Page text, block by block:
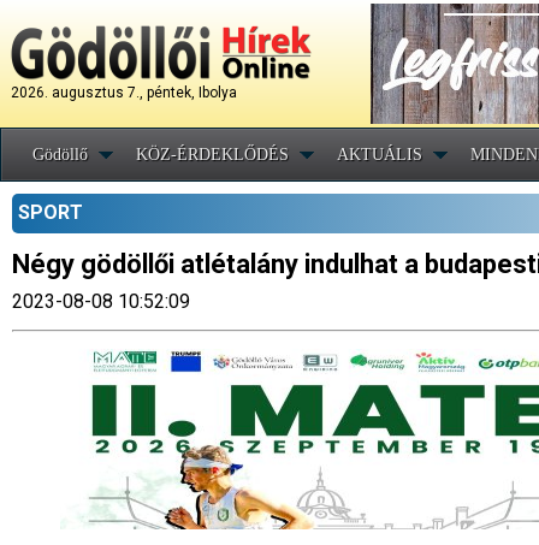
2026. augusztus 7., péntek, Ibolya
Gödöllő KÖZ-ÉRDEKLŐDÉS AKTUÁLIS
SPORT
Négy gödöllői atlétalány indulhat a
2023-08-08 10:52:09